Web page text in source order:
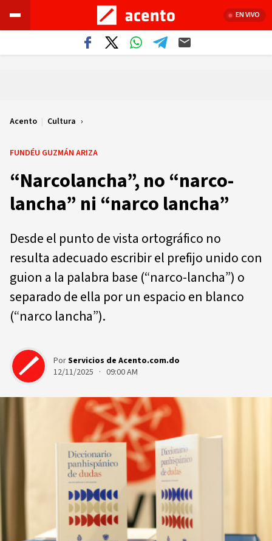
EN VIVO
Acento | Cultura
FUNDÉU GUZMÁN ARIZA
“Narcolancha”, no “narco-
lancha” ni “narco lancha”
Desde el punto de vista ortográfico no
resulta adecuado escribir el prefijo unido con
guion a la palabra base (“narco-lancha”) o
separado de ella por un espacio en blanco
(“narco lancha”).
PorServicios de Acento.com.do
12/11/2025 · 09:00 AM